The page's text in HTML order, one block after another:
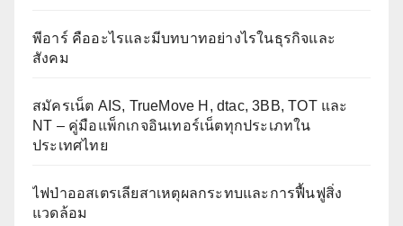
พีอาร์ คืออะไรและมีบทบาทอย่างไรในธุรกิจและ
สังคม
สมัครเน็ต AIS, TrueMove H, dtac, 3BB, TOT และ
NT – คู่มือแพ็กเกจอินเทอร์เน็ตทุกประเภทใน
ประเทศไทย
ไฟป่าออสเตรเลียสาเหตุผลกระทบและการฟื้นฟูสิ่ง
แวดล้อม